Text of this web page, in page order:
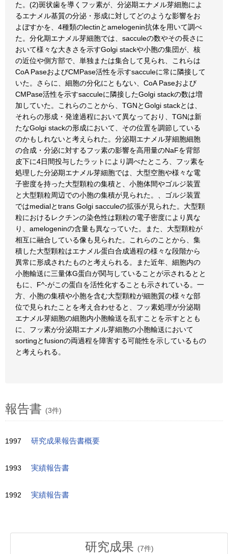
た。(2)斑状歯を導くフッ素が、分泌期エナメル芽細胞によ
るエナメル基質の分泌・形成に対してどのような影響をお
よぼすかを、4種類のlectinとamelogenin抗体を用いて調べ
た。分化期エナメル芽細胞では、sacculeの数やその長さに
おいて様々な大きさを示すGolgi stackや小胞の集団が、核
の近位や側方部で、単独または集合して見られ、これらは
CoA PaseおよびCMPase活性を示すsacculeに常に隣接して
いた。さらに、細胞の分化にともない、CoA Paseおよび
CMPase活性を示すsacculeに隣接したGolgi stackの数は増
加していた。これらのことから、TGNとGolgi stackとは、
それらの形成・発達過程において異なっており、TGNは新
たなGolgi stackの形成において、その位置を調節している
のかもしれないと考えられた。分泌期エナメル芽細胞細胞
の合成・分泌に対するフッ素の影響を高用量のNaFを背部
皮下に4日間投与したラットにより調べたところ、フッ素を
処理した分泌期エナメル芽細胞では、大型空胞や様々な電
子密度を持った大型顆粒の集積と、小胞体間やゴルジ装置
と大型顆粒周辺での小胞の集積が見られた。、ゴルジ装置
ではmedialとtrans Golgi sacculeの拡張が見られた。大型顆
粒におけるレクチンの染色性は顆粒の電子密度により異な
り、amelogeninの含量も異なっていた。また、大型顆粒が
相互に融合している像も見られた。これらのことから、集
積した大型顆粒はエナメル蛋白合成過程の様々な段階から
異常に形成されたものと考えられる。また近年、細胞内の
小胞輸送に三量体G蛋白が関与していることが示されるとと
もに、F^-がこの蛋白を活性化することも示されている。一
方、小胞の集積や小胞を含む大型顆粒が細胞質の様々な部
位で見られたことを考え合わせると、フッ素処理が分泌期
エナメル芽細胞の細胞内小胞輸送を乱すことを示すととも
に、フッ素が分泌期エナメル芽細胞の小胞輸送において
sortingとfusionの両過程を障害する可能性を示しているもの
と考えられる。
報告書 (3件)
1997 研究成果報告書概要
1993 実績報告書
1992 実績報告書
研究成果 (7件)